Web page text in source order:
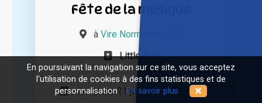
Fête de la musique
à Vire Normandie (14)
Little Ben
dimanche 21 juin 2026 à 18h00
En poursuivant la navigation sur ce site, vous acceptez
l'utilisation de cookies à des fins statistiques et de
personnalisation. En savoir plus